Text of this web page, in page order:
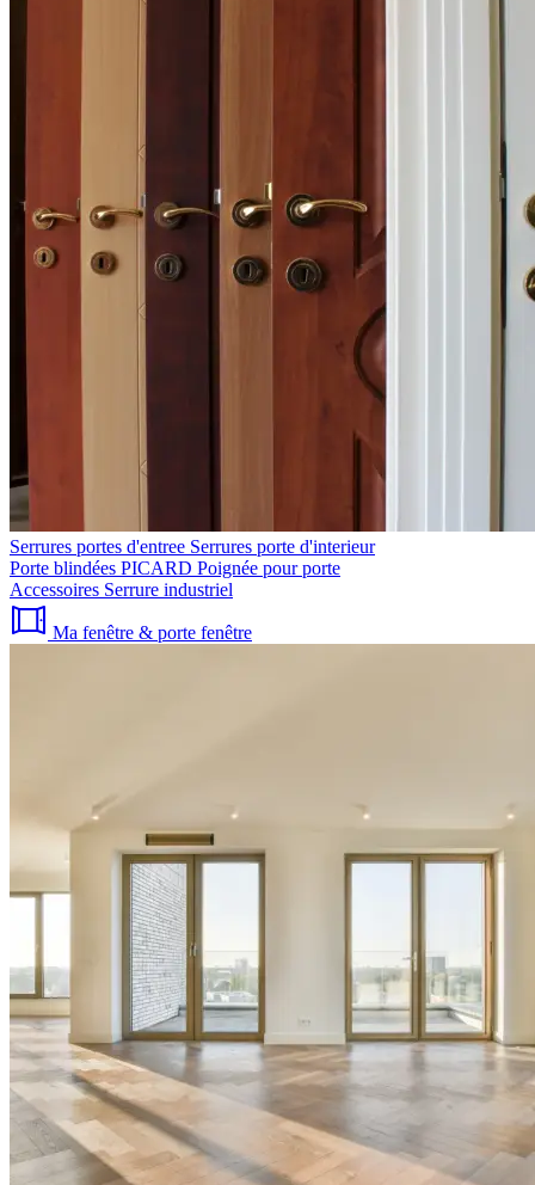
Serrures portes d'entree Serrures porte d'interieur
Porte blindées PICARD Poignée pour porte
Accessoires Serrure industriel
Ma fenêtre & porte fenêtre